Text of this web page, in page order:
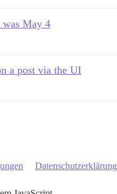
was May 4
a post via the UI
Datenschutzerklärung